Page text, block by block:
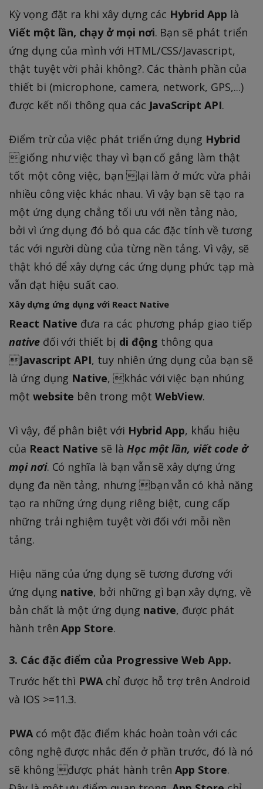
Kỳ vọng đặt ra khi xây dựng các Hybrid App là
Viết một lần, chạy ở mọi nơi. Bạn sẽ phát triển
ứng dụng của mình với HTML/CSS/Javascript,
thật tuyệt vời phải không?. Các thành phần của
thiết bi (microphone, camera, network, GPS,...)
được kết nối thông qua các JavaScript API.
Điểm trừ của việc phát triển ứng dụng Hybrid
giống như việc thay vì bạn cố gắng làm thật
tốt một công việc, bạn lại làm ở mức vừa phải
nhiều công việc khác nhau. Vì vậy bạn sẽ tạo ra
một ứng dụng chẳng tối ưu với nền tảng nào,
bởi vì ứng dụng đó bỏ qua các đặc tính về tương
tác với người dùng của từng nền tảng. Vì vậy, sẽ
thật khó để xây dựng các ứng dụng phức tạp mà
vẫn đạt hiệu suất cao.
Xây dựng ứng dụng với React Native
React Native đưa ra các phương pháp giao tiếp
nativeđối với thiết bị di động thông qua
Javascript API, tuy nhiên ứng dụng của bạn sẽ
là ứng dụng Native, khác với việc bạn nhúng
một website bên trong một WebView.
Vì vậy, để phân biệt với Hybrid App, khẩu hiệu
của React Native sẽ là Học một lần, viết code ở
mọi nơi. Có nghĩa là bạn vẫn sẽ xây dựng ứng
dụng đa nền tảng, nhưng bạn vẫn có khả năng
tạo ra những ứng dụng riêng biệt, cung cấp
những trải nghiệm tuyệt vời đối với mỗi nền
tảng.
Hiệu năng của ứng dụng sẽ tương đương với
ứng dụng native, bởi những gì bạn xây dựng, về
bản chất là một ứng dụng native, được phát
hành trênApp Store.
3. Các đặc điểm của Progressive Web App.
Trước hết thì PWAchỉ được hỗ trợ trên Android
và IOS >=11.3.
PWAcó một đặc điểm khác hoàn toàn với các
công nghệ được nhắc đến ở phần trước, đó là nó
sẽ không được phát hành trênApp Store.